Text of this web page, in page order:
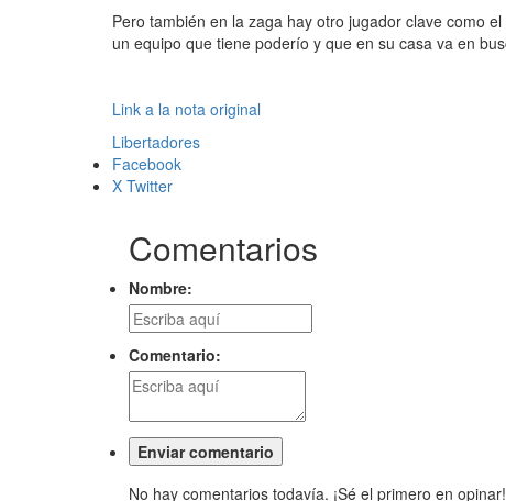
Pero también en la zaga hay otro jugador clave como
un equipo que tiene poderío y que en su casa va en
Link a la nota original
Libertadores
Facebook
X Twitter
Comentarios
Nombre:
Comentario:
No hay comentarios todavía. ¡Sé el primero en opinar!